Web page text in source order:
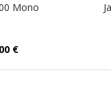
Mono
€